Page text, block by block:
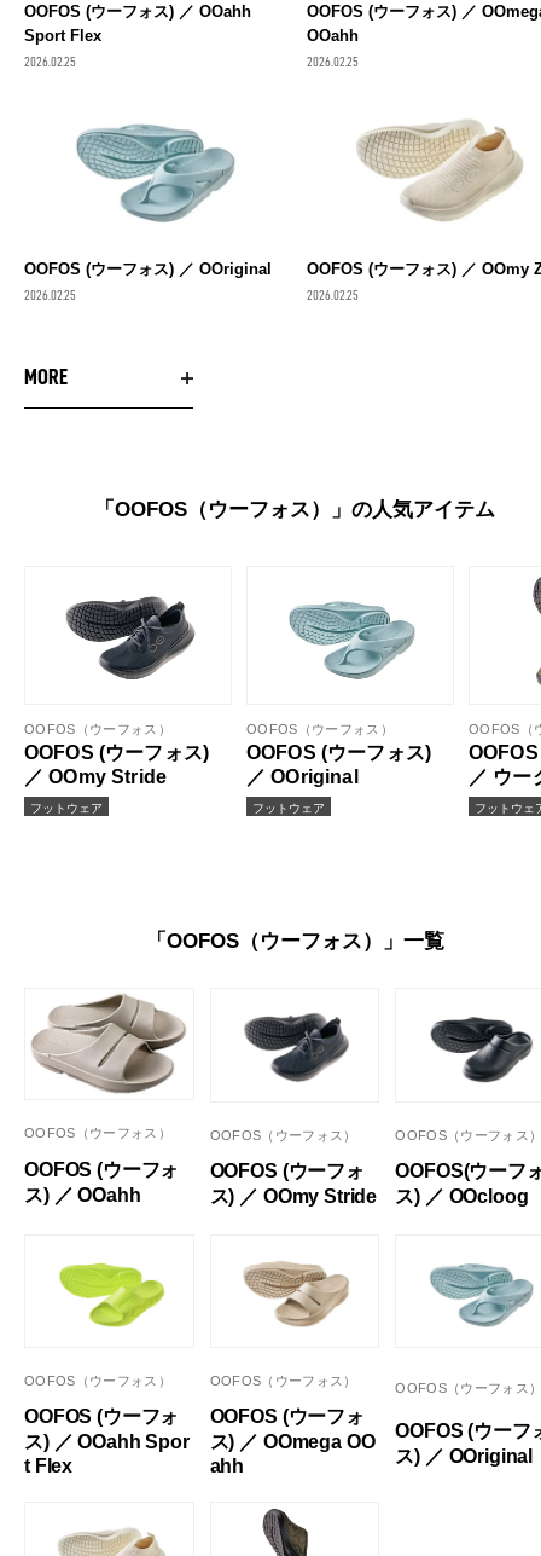
OOFOS (ウーフォス) ／ OOahh
Sport Flex
2026.02.25
OOFOS (ウーフォス) ／
OOahh
2026.02.25
OOFOS (ウーフォス) ／ OOriginal
2026.02.25
OOFOS (ウーフォス) ／ OOmy
2026.02.25
MORE
「OOFOS（ウーフォス）」の人気アイテム
OOFOS（ウーフォス）
OOFOS (ウーフォス)
／ OOmy Stride
フットウェア
OOFOS（ウーフォス）
OOFOS (ウーフォス)
／ OOriginal
フットウェア
OOFOS（
／ ウー
ミュー
フットウェ
「OOFOS（ウーフォス）」一覧
OOFOS（ウーフォス）
OOFOS (ウーフォ
ス) ／ OOahh
OOFOS（ウーフォス）
OOFOS (ウーフォ
ス) ／ OOmy Stride
OOFOS（ウーフォス
OOFOS(ウーフ
ス) ／ OOcloog
OOFOS（ウーフォス）
OOFOS (ウーフォ
ス) ／ OOahh Spor
t Flex
OOFOS（ウーフォス）
OOFOS (ウーフォ
ス) ／ OOmega OO
ahh
OOFOS（ウーフォス
OOFOS (ウーフ
ス) ／ OOriginal